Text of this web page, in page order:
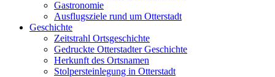
Gastronomie
Ausflugsziele rund um Otterstadt
Geschichte
Zeitstrahl Ortsgeschichte
Gedruckte Otterstadter Geschichte
Herkunft des Ortsnamen
Stolpersteinlegung in Otterstadt